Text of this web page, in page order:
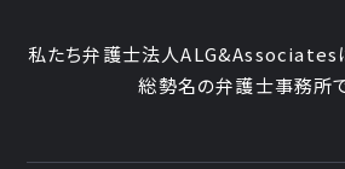
私たち弁護士法人ALG&Associates
総勢名の弁護士事務所